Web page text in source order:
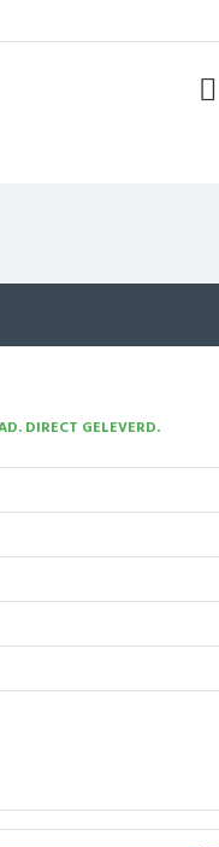
DIRECT GELEVERD.